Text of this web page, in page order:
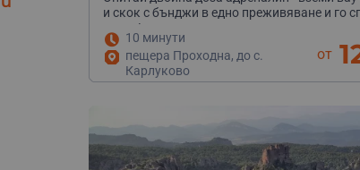
1783 братята Монголфие се издигат над Париж в
и скок с бънджи в едно преживяване и го
човек!
10 минути
пещера Проходна, до с.
Карлуково
от